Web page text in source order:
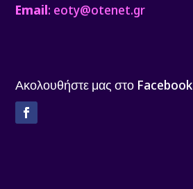
Email: eoty@otenet.gr
Ακολουθήστε μας στο Facebook